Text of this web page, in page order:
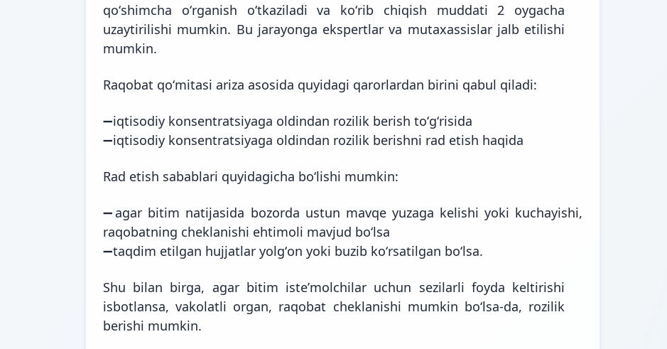
qoʻshimcha oʻrganish oʻtkaziladi va koʻrib chiqish muddati 2 oygacha
uzaytirilishi mumkin. Bu jarayonga ekspertlar va mutaxassislar jalb etilishi
mumkin.
Raqobat qoʻmitasi ariza asosida quyidagi qarorlardan birini qabul qiladi:
➖iqtisodiy konsentratsiyaga oldindan rozilik berish toʻgʻrisida
➖iqtisodiy konsentratsiyaga oldindan rozilik berishni rad etish haqida
Rad etish sabablari quyidagicha boʻlishi mumkin:
➖agar bitim natijasida bozorda ustun mavqe yuzaga kelishi yoki kuchayishi,
raqobatning cheklanishi ehtimoli mavjud boʻlsa
➖taqdim etilgan hujjatlar yolgʻon yoki buzib koʻrsatilgan boʻlsa.
Shu bilan birga, agar bitim isteʼmolchilar uchun sezilarli foyda keltirishi
isbotlansa, vakolatli organ, raqobat cheklanishi mumkin boʻlsa-da, rozilik
berishi mumkin.